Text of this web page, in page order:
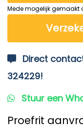
Mede mogelijk gemaakt
Direct
324229!
Stuur een
Proefrit